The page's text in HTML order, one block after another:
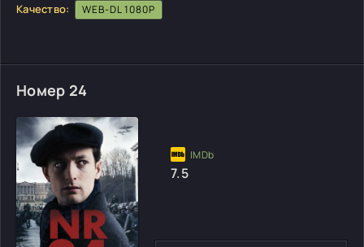
Качество: WEB-DL 1080P
Номер 24
7.5